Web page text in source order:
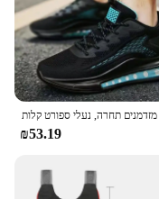
₪53.19